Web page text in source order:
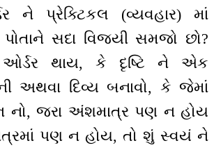
ને પ્રેક્ટિકલ (વ્યવહાર) માં
પોતાને સદા વિજયી સમજો છો?
ઓર્ડર થાય, કે દૃષ્ટિ ને એક
અથવા દિવ્ય બનાવો, કે જેમાં
નો, જરા અંશમાત્ર પણ ન હોય
પણ ન હોય, તો શું સ્વયં ને